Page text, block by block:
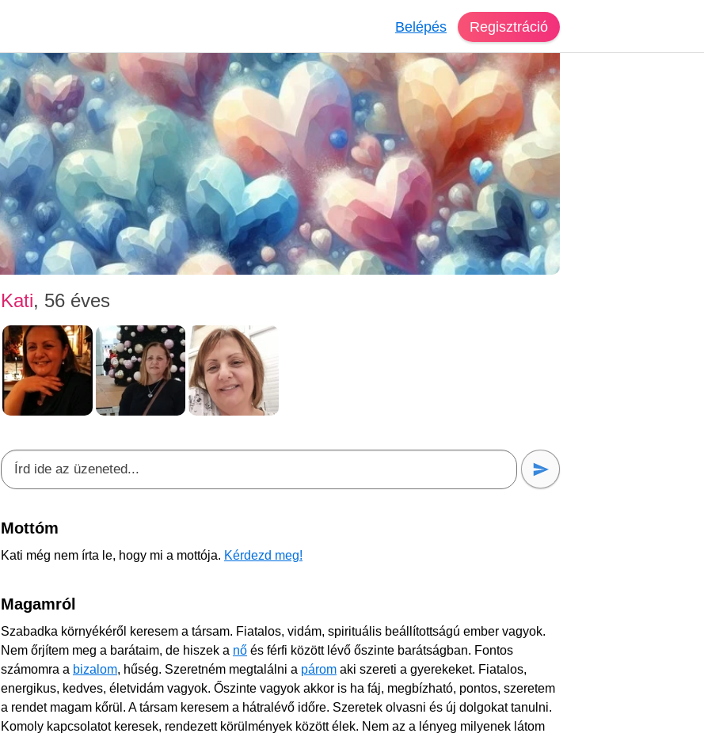
Belépés Regisztráció
Társkereső Szabadka
Kati, 56 éves, nő
Kati, 56 éves
Mottóm
Kati még nem írta le, hogy mi a mottója. Kérdezd meg!
Magamról
Szabadka környékéről keresem a társam. Fiatalos, vidám, spirituális beállítottságú ember vagyok.
Nem őrjítem meg a barátaim, de hiszek a nő és férfi között lévő őszinte barátságban. Fontos
számomra a bizalom, hűség. Szeretném megtalálni a párom aki szereti a gyerekeket. Fiatalos,
energikus, kedves, életvidám vagyok. Őszinte vagyok akkor is ha fáj, megbízható, pontos, szeretem
a rendet magam kőrül. A társam keresem a hátralévő időre. Szeretek olvasni és új dolgokat tanulni.
Komoly kapcsolatot keresek, rendezett körülmények között élek. Nem az a lényeg milyenek látom